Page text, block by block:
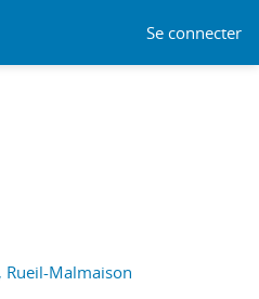
Se connecter
Rueil-Malmaison